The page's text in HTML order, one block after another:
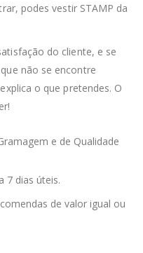
podes vestir STAMP da
do cliente, e se
não se encontre
o que pretendes. O
e de Qualidade
7 dias úteis.
de valor igual ou